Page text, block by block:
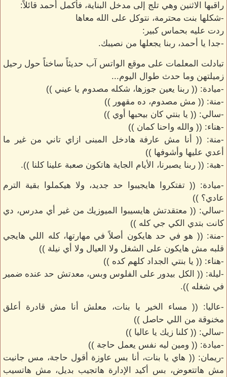
راقبها الاثنين وهي تلج إلى مدخل البناية، فأكمل أحمد قائلاً:
-شكلها بنت محترمة، نتوكل على الله معاها
ردت عليه بحماس كبير:
-جدا يا أحمد، ربنا يجعلها من نصيبك.
تبادلت المعلمات على موقع الواتس آب حديثاً ساخناً حول رحيل
زميلتهن وما حدث طوال اليوم...
-ميادة: (( ربنا يعين جوزها، شكله مصدوم يا عيني ))
-منة: (( مش مصدوم، ده مقهور ))
-سالي: (( يا بنتي كان بيحبها أوي ))
-هناء: (( والله واحنا كمان ))
-منة: (( أنا مش عارفة هادخل المبنى ازاي تاني من غير ما
أعدي عليها وأشوفها ))
-هبة: (( ربنا يصبرنا، الأيام الجاية هاتكون صعبة علينا كلنا )).
-ميادة: (( تفتكروا هايجيبوا حد جديد، ولا هيكملوا بقية الترم
عادي؟ ))
-سالي: (( معتقدتش هايسيبوا الميوزيك من غير أي مدرس، دي
كانت بتدي الكي جي كله ))
-منة: (( هو في حد هايكون أصلاً في مهارتها، كله اللي هايجي
قلبه مش هايكون على الشغل ولا العيال ولا أي نيلة ))
-هناء: (( يا بنتي الجداد كلهم كده ))
-ليلة: (( الكل بيدور على الفلوس وبس، معدتش حد عنده ضمير
في شغله )).
-عاليا: (( مساء الخير يا بنات، معلش أنا مش قادرة أعلق
مخنوقة من اللي حاصل ))
-سالي: (( كلنا زيك يا عاليا ))
-ميادة: (( ومين ليه نفس يعمل حاجة ))
-ريمان: (( هاي يا بنات، أنا بس عاوزة أقول حاجة، مس جانيت
مش هاتتعوض، بس أكيد الإدارة هاتجيب بديل، مش هاتسيب